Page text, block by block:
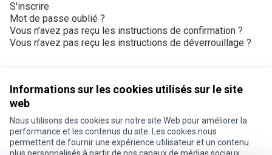
Informations sur les cookies utilisés sur le site
web
Nous utilisons des cookies sur notre site Web pour améliorer la
performance et les contenus du site. Les cookies nous
permettent de fournir une expérience utilisateur et un contenu
S'inscrire
Mot de passe oublié ?
Vous n’avez pas reçu les instructions de confirmation ?
Vous n’avez pas reçu les instructions de déverrouillage ?
Conditions d'utilisation
Paramètres des cookies
Je participe ! sur X
Je participe ! sur Facebook
Je participe ! sur Instagram